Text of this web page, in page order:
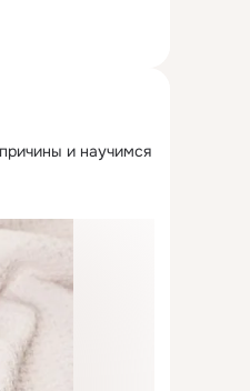
и научимся